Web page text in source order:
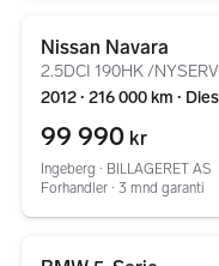
Nissan Navara
2012 ∙ 216 000 km ∙
99 990 kr
Ingeberg ∙ BILLAGERET AS
Forhandler ∙ 3 mnd garanti